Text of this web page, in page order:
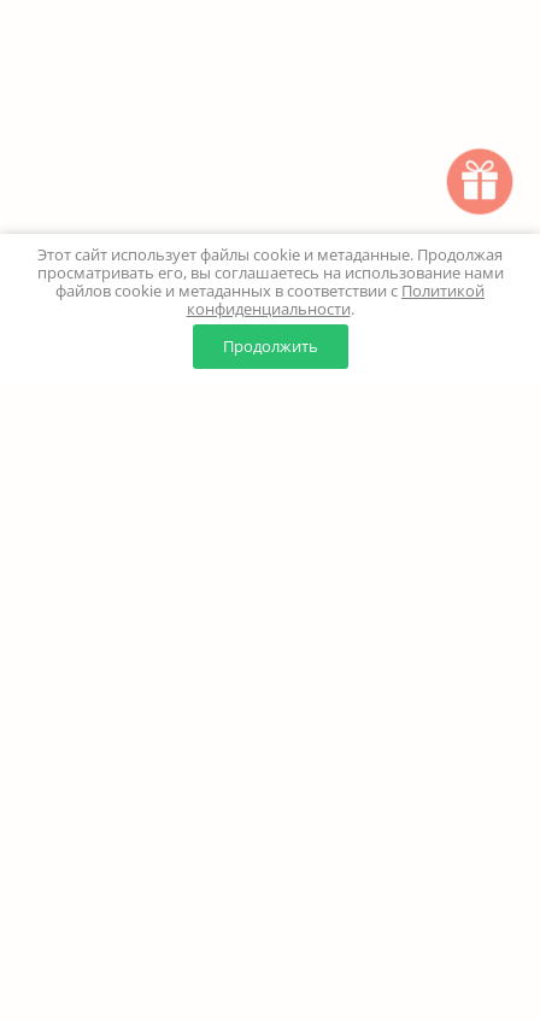
0
Корзина
Этот сайт использует файлы cookie и метаданные. Продолжая
просматривать его, вы соглашаетесь на использование нами
файлов cookie и метаданных в соответствии с Политикой
конфиденциальности.
Продолжить